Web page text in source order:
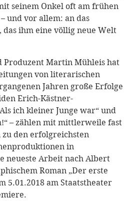
seinem Onkel oft am frühen
und vor allem: an das
das ihm eine völlig neue Welt
Produzent Martin Mühleis hat
von literarischen
Jahren große Erfolge
Erich-Kästner-
ich kleiner Junge war“ und
– zählen mit mittlerweile fast
zu den erfolgreichsten
in
neueste Arbeit nach Albert
Roman „Der erste
5.01.2018 am Staatstheater